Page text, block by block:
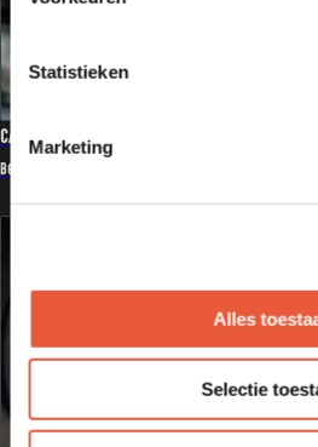
Statistieken
Marketing
Alles
Selectie
CANDIED BACON VAN DE KAMADO
Bekijk recept